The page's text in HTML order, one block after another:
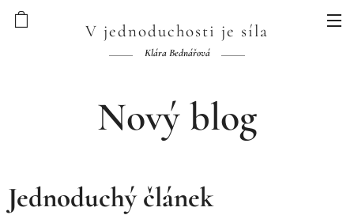
V jednoduchosti je síla
Klára Bednářová
Nový blog
Jednoduchý článek